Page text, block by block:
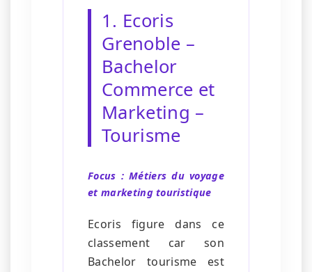
1. Ecoris
Grenoble –
Bachelor
Commerce et
Marketing –
Tourisme
Focus : Métiers du voyage
et marketing touristique
Ecoris figure dans ce
classement car son
Bachelor tourisme est